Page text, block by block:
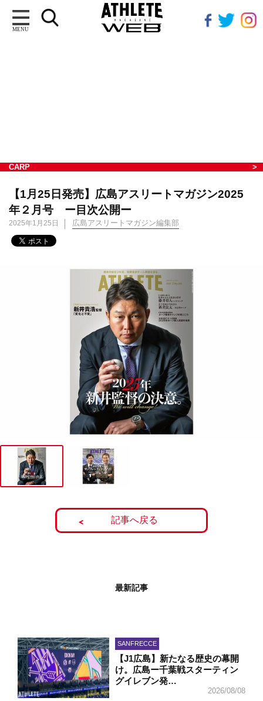
MENU
CARP
【1月25日発売】広島アスリートマガジン2025
年２月号 ー目次公開ー
2025年1月25日 広島アスリートマガジン編集部
記事へ戻る
最新記事
SANFRECCE
【J1広島】新たなる歴史の幕開
け。広島ー千葉戦スターティン
グイレブン発…
2026/08/08